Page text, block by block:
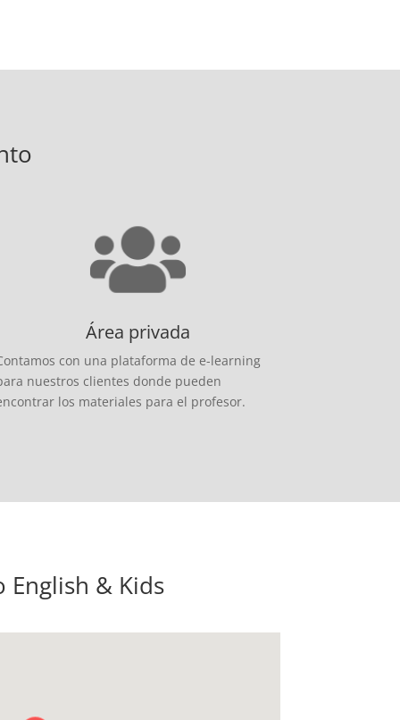
Área privada
con una plataforma de e-learning
nuestros clientes donde pueden
los materiales para el profesor.
& Kids